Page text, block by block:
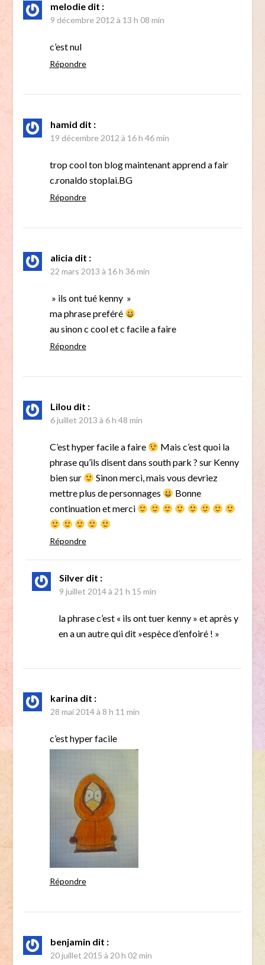
melodie dit :
9 décembre 2012 à 13 h 08 min
c’est nul
Répondre
hamid dit :
19 décembre 2012 à 16 h 46 min
trop cool ton blog maintenant apprend a fair
c.ronaldo stoplai.BG
Répondre
alicia dit :
22 mars 2013 à 16 h 36 min
» ils ont tué kenny »
ma phrase preféré
au sinon c cool et c facile a faire
Répondre
Lilou dit :
6 juillet 2013 à 6 h 48 min
C’est hyper facile a faire
Mais c’est quoi la
phrase qu’ils disent dans south park ? sur Kenny
bien sur
Sinon merci, mais vous devriez
mettre plus de personnages
Bonne
continuation et merci
Répondre
Silver dit :
9 juillet 2014 à 21 h 15 min
la phrase c’est « ils ont tuer kenny » et après y
en a un autre qui dit »espèce d’enfoiré ! »
karina dit :
28 mai 2014 à 8 h 11 min
c’est hyper facile
Répondre
benjamin dit :
20 juillet 2015 à 20 h 02 min